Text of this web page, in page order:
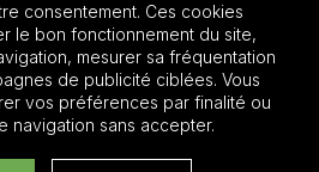
consentement. Ces cookies
le bon fonctionnement du site,
mesurer sa fréquentation
de publicité ciblées. Vous
vos préférences par finalité ou
navigation sans accepter.